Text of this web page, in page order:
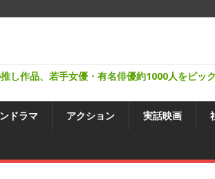
し作品、若手女優・有名俳優約1000人をピ
ドラマ アクション 実話映画